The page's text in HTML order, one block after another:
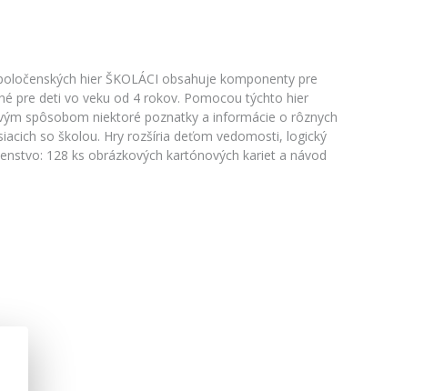
hier ŠKOLÁCI obsahuje komponenty pre
pre deti vo veku od 4 rokov. Pomocou týchto hier
spôsobom niektoré poznatky a informácie o rôznych
so školou. Hry rozšíria deťom vedomosti, logický
128 ks obrázkových kartónových kariet a návod